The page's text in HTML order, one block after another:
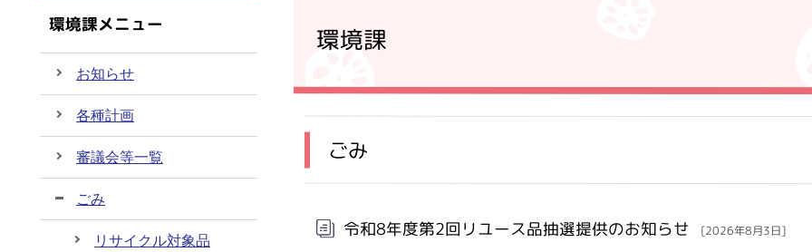
環境課
ごみ
令和8年度第2回リユース品抽選提供のお知らせ [2026年8月3日]
環境課メニュー
お知らせ
各種計画
審議会等一覧
ごみ
リサイクル対象品